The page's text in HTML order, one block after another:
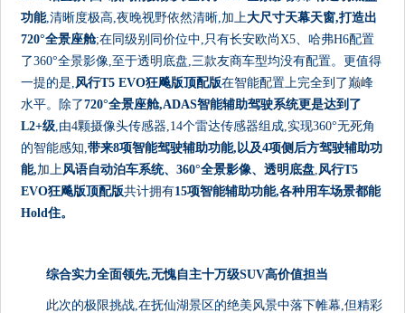
功能,清晰度极高,夜晚视野依然清晰,加上大尺寸天幕天窗,打造出
720°全景座舱;在同级别同价位中,只有长安欧尚X5、哈弗H6配置
了360°全景影像,至于透明底盘,三款友商车型均没有配置。更值得
一提的是,风行T5 EVO狂飚版顶配版在智能配置上完全到了巅峰
水平。除了720°全景座舱,ADAS智能辅助驾驶系统更是达到了
L2+级,由4颗摄像头传感器,14个雷达传感器组成,实现360°无死角
的智能感知,带来8项智能驾驶辅助功能,以及4项侧后方驾驶辅助功
能,加上风语自动泊车系统、360°全景影像、透明底盘,风行T5
EVO狂飚版顶配版共计拥有15项智能辅助功能,各种用车场景都能
Hold住。
综合实力全面领先,无愧自主十万级SUV高价值担当
此次的极限挑战,在抚仙湖景区的绝美风景中落下帷幕,但精彩